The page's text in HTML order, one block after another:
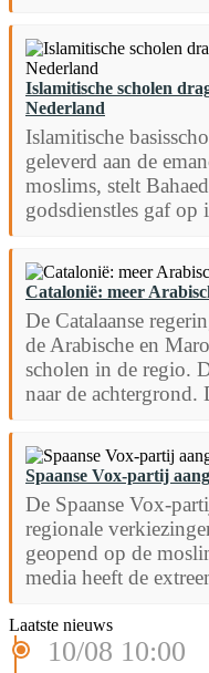
Islamitische scholen
Nederland
Islamitische
geleverd aan de
moslims, stelt
godsdienstles gaf op
Catalonië: meer
De Catalaanse
de Arabische en
scholen in de regio.
naar de achtergrond.
Spaanse Vox-partij
De Spaanse Vox-
regionale
geopend op de
media heeft de
Laatste nieuws
10/08 10:00